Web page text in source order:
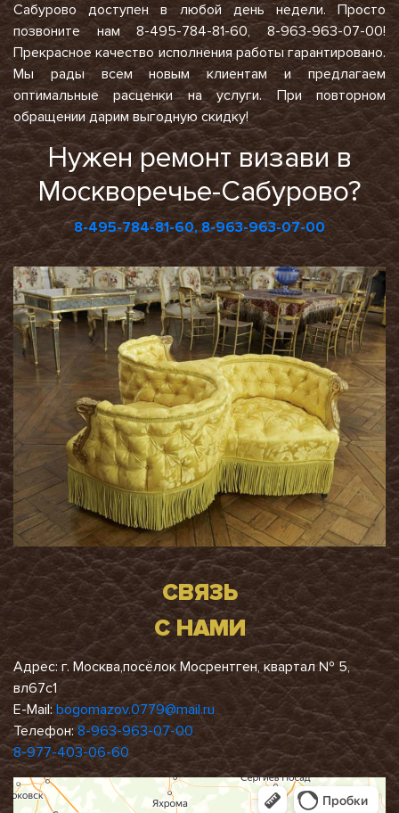
Сабурово доступен в любой день недели. Просто
позвоните нам 8-495-784-81-60, 8-963-963-07-00!
Прекрасное качество исполнения работы гарантировано.
Мы рады всем новым клиентам и предлагаем
оптимальные расценки на услуги. При повторном
обращении дарим выгодную скидку!
Нужен ремонт визави в
Москворечье-Сабурово?
8-495-784-81-60, 8-963-963-07-00
СВЯЗЬ
С НАМИ
Адрес: г. Москва,посёлок Мосрентген, квартал № 5,
вл67с1
E-Mail:bogomazov.0779@mail.ru
Телефон: 8-963-963-07-00
8-977-403-06-60